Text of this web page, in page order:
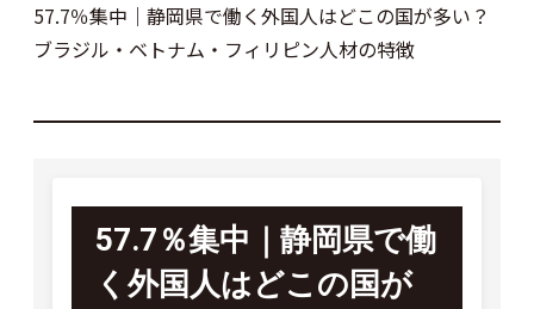
57.7％集中｜静岡県で働く外国人はどこの国が多い？
ブラジル・ベトナム・フィリピン人材の特徴
57.7％集中｜静岡県で働
く外国人はどこの国が